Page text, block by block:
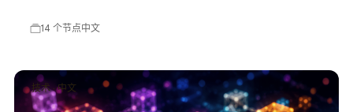
14 个节点中文
技术 · 中文